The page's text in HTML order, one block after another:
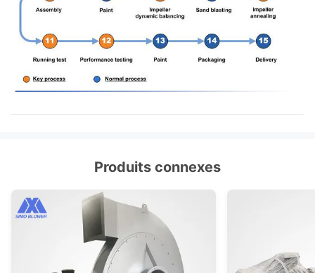
Produits connexes